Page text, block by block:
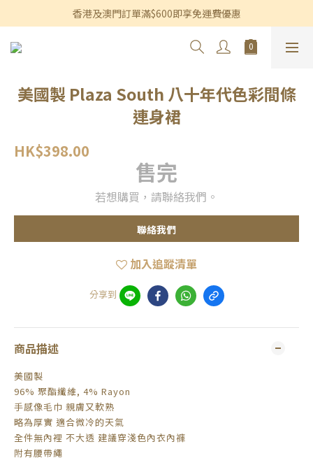
香港及澳門訂單滿$600即享免運費優惠
香港及澳門訂單滿$600即享免運費優惠
3個月內買滿$1,200可享永久九折優惠
美國製 Plaza South 八十年代色彩間條
連身裙
HK$398.00
售完
若想購買，請聯絡我們。
聯絡我們
加入追蹤清單
分享到
商品描述
美國製
96% 聚酯纖維, 4% Rayon
手感像毛巾 親膚又軟熟
略為厚實 適合微冷的天氣
全件無內裡 不大透 建議穿淺色內衣內褲
附有腰帶繩